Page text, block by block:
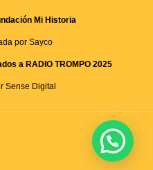
Mi Historia
por Sayco
a RADIO TROMPO 2025
Sense Digital